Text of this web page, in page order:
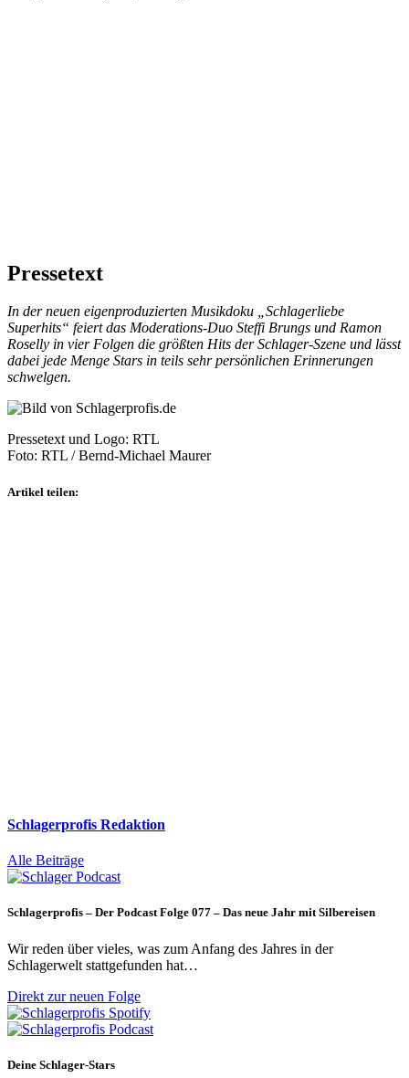
Pressetext
In der neuen eigenproduzierten Musikdoku „Schlagerliebe
Superhits“ feiert das Moderations-Duo Steffi Brungs und Ramon
Roselly in vier Folgen die größten Hits der Schlager-Szene und lässt
dabei jede Menge Stars in teils sehr persönlichen Erinnerungen
schwelgen.
Pressetext und Logo: RTL
Foto: RTL / Bernd-Michael Maurer
Artikel teilen:
Schlagerprofis Redaktion
Alle Beiträge
Schlagerprofis – Der Podcast Folge 077 – Das neue Jahr mit Silbereisen
Wir reden über vieles, was zum Anfang des Jahres in der
Schlagerwelt stattgefunden hat…
Direkt zur neuen Folge
Deine Schlager-Stars